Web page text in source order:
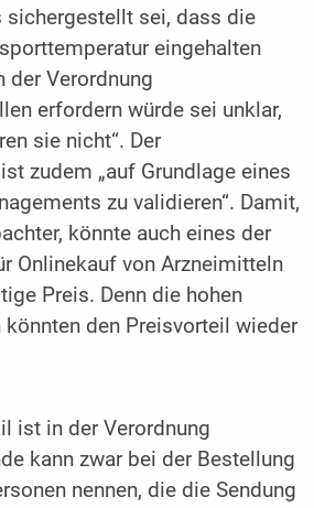
sichergestellt sei, dass die
eingehalten
der Verordnung
erfordern würde sei unklar,
sie nicht“. Der
zudem „auf Grundlage eines
zu validieren“. Damit,
könnte auch eines der
Onlinekauf von Arzneimitteln
Preis. Denn die hohen
den Preisvorteil wieder
ist in der Verordnung
kann zwar bei der Bestellung
nennen, die die Sendung